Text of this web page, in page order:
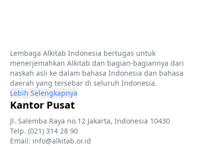
Lembaga Alkitab Indonesia bertugas untuk
menerjemahkan Alkitab dan bagian-bagiannya dari
naskah asli ke dalam bahasa Indonesia dan bahasa
daerah yang tersebar di seluruh Indonesia.
Lebih Selengkapnya
Kantor Pusat
Jl. Salemba Raya no.12 Jakarta, Indonesia 10430
Telp. (021) 314 28 90
Email: info@alkitab.or.id